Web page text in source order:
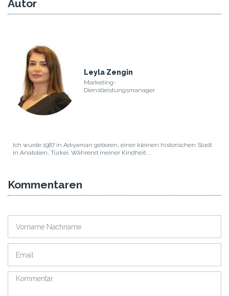
Autor
Leyla Zengin
Marketing-
Dienstleistungsmanager
Ich wurde 1987 in Adıyaman geboren, einer kleinen historischen Stadt
in Anatolien, Türkei. Während meiner Kindheit ...
Kommentaren